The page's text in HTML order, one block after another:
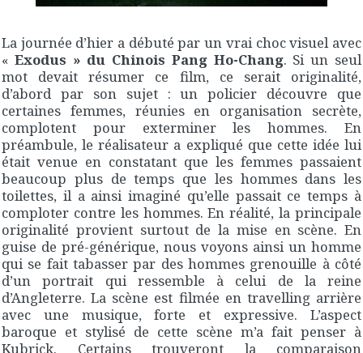
La journée d’hier a débuté par un vrai choc visuel avec
« Exodus » du Chinois Pang Ho-Chang. Si un seul
mot devait résumer ce film, ce serait originalité,
d’abord par son sujet : un policier découvre que
certaines femmes, réunies en organisation secrète,
complotent pour exterminer les hommes. En
préambule, le réalisateur a expliqué que cette idée lui
était venue en constatant que les femmes passaient
beaucoup plus de temps que les hommes dans les
toilettes, il a ainsi imaginé qu’elle passait ce temps à
comploter contre les hommes. En réalité, la principale
originalité provient surtout de la mise en scène. En
guise de pré-générique, nous voyons ainsi un homme
qui se fait tabasser par des hommes grenouille à côté
d’un portrait qui ressemble à celui de la reine
d’Angleterre. La scène est filmée en travelling arrière
avec une musique, forte et expressive. L’aspect
baroque et stylisé de cette scène m’a fait penser à
Kubrick. Certains trouveront la comparaison